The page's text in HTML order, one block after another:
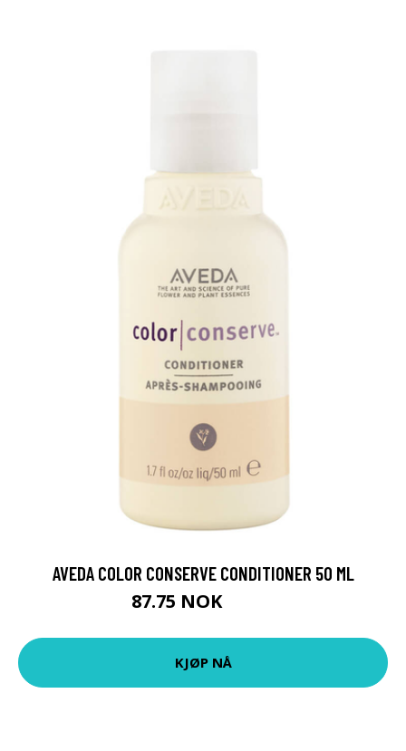
AVEDA COLOR CONSERVE CONDITIONER 50 ML
87.75 NOK
KJØP NÅ